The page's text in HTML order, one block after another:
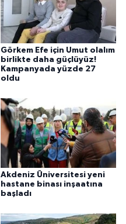
Görkem Efe için Umut olalım
birlikte daha güçlüyüz!
Kampanyada yüzde 27
oldu
Akdeniz Üniversitesi yeni
hastane binası inşaatına
başladı